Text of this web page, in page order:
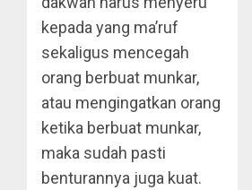
kepada yang ma’ruf
sekaligus mencegah
orang berbuat munkar,
atau mengingatkan orang
ketika berbuat munkar,
maka sudah pasti
benturannya juga kuat.